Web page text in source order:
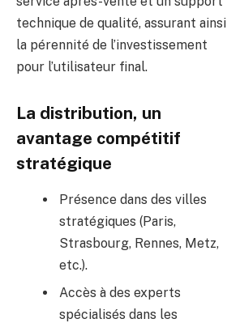
technique de qualité, assurant ainsi
la pérennité de l’investissement
pour l’utilisateur final.
La distribution, un
avantage compétitif
stratégique
Présence dans des villes
stratégiques (Paris,
Strasbourg, Rennes, Metz,
etc.).
Accès à des experts
spécialisés dans les